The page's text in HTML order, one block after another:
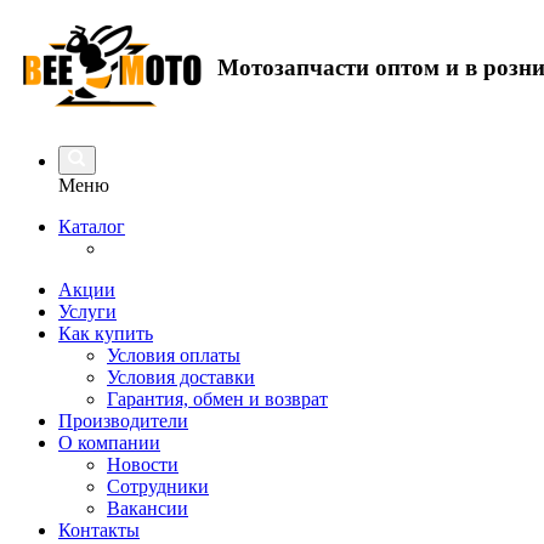
Мотозапчасти оптом и в
Меню
Каталог
Акции
Услуги
Как купить
Условия оплаты
Условия доставки
Гарантия, обмен и возврат
Производители
О компании
Новости
Сотрудники
Вакансии
Контакты